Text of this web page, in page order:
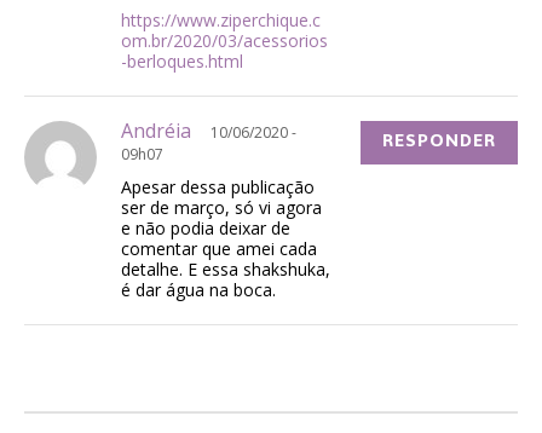
https://www.ziperchique.c
om.br/2020/03/acessorios
-berloques.html
Andréia
10/06/2020 -
09h07
Apesar dessa publicação
ser de março, só vi agora
e não podia deixar de
comentar que amei cada
detalhe. E essa shakshuka,
é dar água na boca.
RESPONDER